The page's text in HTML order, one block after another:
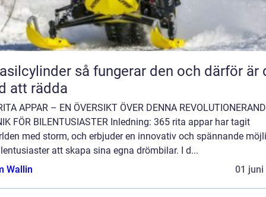
så fungerar den och därför är den
att rädda
APPAR – EN ÖVERSIKT ÖVER DENNA
FÖR BILENTUSIASTER Inledning: 365 rita appar har tagit
med storm, och erbjuder en innovativ och spännande
att skapa sina egna drömbilar. I d...
Wallin
01 juni